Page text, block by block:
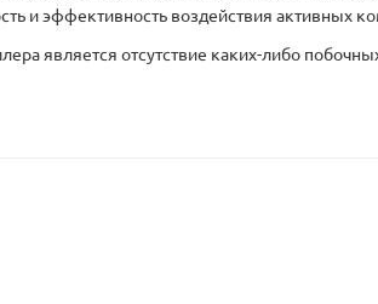
и эффективность воздействия активных
является отсутствие каких-либо